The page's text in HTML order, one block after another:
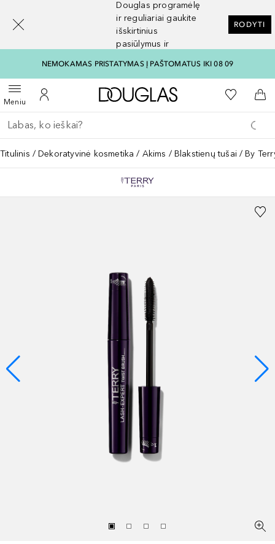
Douglas programėlę
ir reguliariai gaukite
išskirtinius
pasiūlymus ir
RODYTI
NEMOKAMAS PRISTATYMAS Į PAŠTOMATUS IKI 08 09
MeniuAtidaryti meniuĮ mano paskyrą
Į Douglas pagrindinį
Į mano
Į
Grįžk atgal
Vykdykite paiešką
Titulinis Dekoratyvinė kosmetika Akims Blakstienų tušai By
[navigation.slideout.screenreader]